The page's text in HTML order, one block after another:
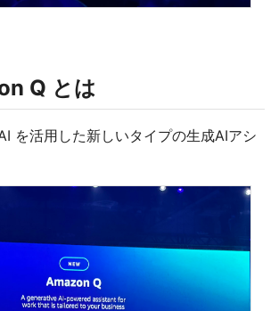
Q とは
を活用した新しいタイプの生成AIアシ